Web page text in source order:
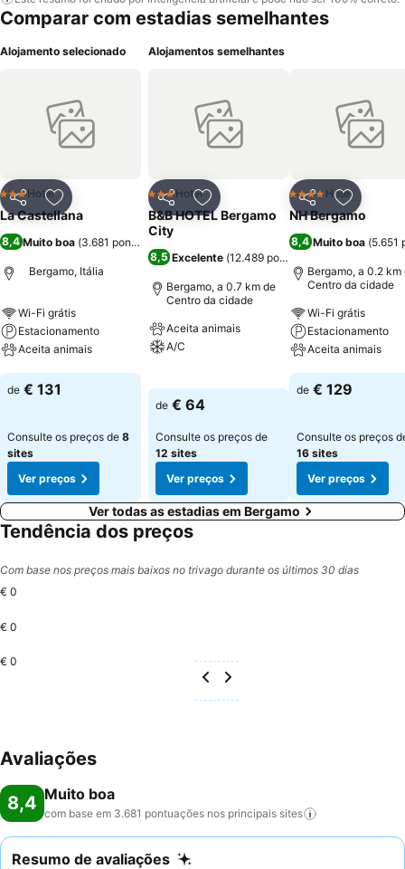
Comparar com estadias semelhantes
Alojamento selecionado
PartilharAdicionar aos favoritos
3 Estrelas
Hotel
La Castellana
8,4 Muito boa (3.681 pontuações
Bergamo, Itália
Wi-Fi grátis
Estacionamento
Aceita animais
Ver preços
de € 131
Consulte os preços de 8
sites
Ver preços
Alojamentos semelhantes
PartilharAdicionar aos favoritos
3 Estrelas
Hotel
B&B HOTEL Bergamo
City
8,5 Excelente (12.489 pontuações
Bergamo, a 0.7 km de
Centro da cidade
Aceita animais
A/C
de € 64
Consulte os preços de
12 sites
Ver preços
Partilhar
4 EstrelasHotel
NH Bergamo
8,4 Muito boa (5.651
Bergamo, a 0.2 km
Centro da cidade
Wi-Fi grátis
Estacionamento
Aceita animais
Ver preços
de € 129
Consulte os preços
16 sites
Ver preços
Ver todas as estadias em Bergamo
Tendência dos preços
Com base nos preços mais baixos no trivago durante os últimos 30 dias
€ 0
€ 0
€ 0
Avaliações
8,4 Muito boa
com base em 3.681 pontuações nos principais sites
Resumo de avaliações